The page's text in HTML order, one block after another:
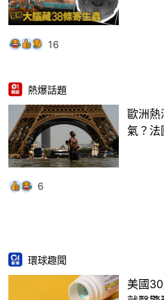
16
熱爆話題
歐洲熱
氣？法
6
環球趣聞
美國